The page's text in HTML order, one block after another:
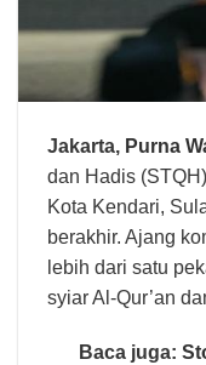
Jakarta, Purna
dan Hadis
Kota Kendari,
berakhir. Ajang
lebih dari satu
syiar Al-Qur’an
Baca juga: